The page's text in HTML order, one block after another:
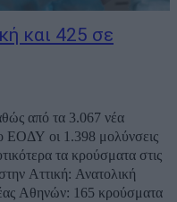
και 425 σε
από τα 3.067 νέα
ΕΟΔΥ οι 1.398 μολύνσεις
Ανατολική